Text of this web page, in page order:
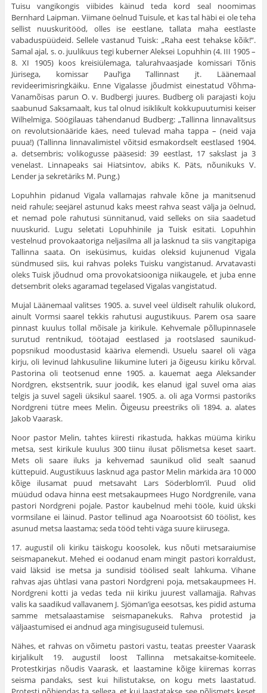
Tuisu vangikongis viibides käinud teda kord seal noomimas
Bernhard Laipman. Viimane öelnud Tuisule, et kas tal häbi ei ole teha
sellist nuuskuritööd, olles ise eestlane, tallata maha eest­laste
vabaduspüüdeid. Sellele vastanud Tuisk: „Raha eest te­hakse kõik!”.
Samal ajal, s. o. juulikuus tegi kuberner Aleksei Lopuhhin (4. III 1905 –
8. XI 1905) koos kreisiülemaga, talurahvaasjade komissari Tõnis
Jürisega, komissar Paul’iga Tallinnast jt. Lääne­maal
revideerimisringkäiku. Enne Vigalasse jõudmist einestatud Võhma-
Vanamõisas parun O. v. Budbergi juures. Budberg oli parajasti koju
saabunud Saksamaalt, kus tal olnud isiklikult kok­kupuutumisi keiser
Wilhelmiga. Söögilauas tähendanud Bud­berg: „Tallinna linnavalitsus
on revolutsionääride käes, need tulevad maha tappa – (neid vaja
puua!) (Tallinna linnavalimistel võitsid esmakordselt eestlased 1904.
a. detsembris; volikogusse pääsesid: 39 eestlast, 17 sakslast ja 3
venelast. Linnapeaks sai Hiatsintov, abiks K. Päts, nõunikuks V.
Lender ja sekretäriks M. Pung.)
Lopuhhin pidanud Vigala vallamajas rahvale kõne ja manitsenud
neid rahule; seejärel astunud kaks meest rahva seast välja ja öelnud,
et nemad pole rahutusi sünnitanud, vaid selleks on siia saadetud
nuuskurid. Lugu seletati Lopuhhinile ja Tuisk esitati. Lopuhhin
vestelnud provokaatoriga neljasilma all ja lasknud ta siis vangitapiga
Tallinna saata. On iseküsimus, kuidas oleksid kujunenud Vigala
sündmused siis, kui rahvas poleks Tuisku van­gistanud. Arvatavasti
oleks Tuisk jõudnud oma provokatsioo­niga niikaugele, et juba enne
detsembrit oleks agaramad tegela­sed Vigalas vangistatud.
Mujal Läänemaal valitses 1905. a. suvel veel üldiselt rahulik olukord,
ainult Vormsi saarel tekkis rahutusi augustikuus. Parem osa saare
pinnast kuulus tollal mõisale ja kirikule. Keh­vemale põllupinnasele
surutud rentnikud, töötajad eestlased ja rootslased saunikud-
popsnikud moodustasid kääriva elemendi. Usuelu saarel oli väga
kirju, oli levinud lahkusuline liikumine luteri ja õigeusu kiriku kõrval.
Pastorina oli teotsenud enne 1905. a. kauemat aega Aleksander
Nordgren, ekstsentrik, suur joodik, kes elanud igal suvel oma aias
telgis ja suvel sageli üksi­kul saarel. 1905. a. oli aga Vormsi pastoriks
Nordgreni tütre mees Melin. Õigeusu preestriks oli 1894. a. alates
Jakob Vaarask.
Noor pastor Melin, tahtes kiiresti rikastuda, hakkas müüma kiriku
metsa, sest kirikule kuulus 300 tiinu ilusat põlismetsa keset saart.
Mets oli saare iluks ja kehvemad saunikud olid sealt saanud
küttepuid. Au­gustikuus lasknud aga pastor Melin märkida ära 10 000
kõige ilusamat puud metsavaht Lars Söderblom’il. Puud olid
müüdud odava hinna eest metsakaupmees Hugo Nordgrenile, vana
pastori Nordgreni pojale. Pastor kaubelnud mehi tööle, kuid ükski
vormsilane ei läinud. Pastor tellinud aga Noarootsist 60 töölist, kes
asunud metsa laastama; seda tööd tehti väga suure kiirusega.
17. augustil oli kiriku täiskogu koosolek, kus nõuti metsaraiumise
seismapanekut. Mehed ei oodanud enam mingit pastori korraldust,
vaid läksid ise metsa ja sundisid töölised sealt lahkuma. Vihane
rahvas ajas ühtlasi vana pastori Nordgreni poja, metsakaupmees H.
Nordgreni kotti ja vedas teda nii kiriku juurest vallamajja. Rahvas
valis ka saadikud vallavanem J. Sjöman’iga eesotsas, kes pidid astuma
samme metsalaastamise seismapanekuks. Rahva protestid ja
väljaastumised ei andnud aga mingisuguseid tulemusi.
Nähes, et rahvas on võimetu pastori vastu, teatas preester Vaarask
kirjalikult 19. augustil loost Tallinna metsakaitse-komiteele.
Protestkirjas nõudis Vaarask, et laastamine kõige kiiremas korras
seisma pandaks, sest kui hilistutakse, on kogu mets laastatud.